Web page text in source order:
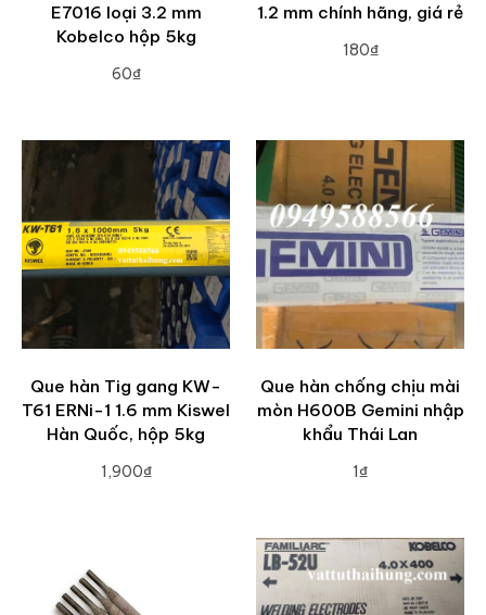
E7016 loại 3.2 mm
Kobelco hộp 5kg
60₫
1.2 mm chính hãng, giá rẻ
180₫
Que hàn Tig gang KW-
T61 ERNi-1 1.6 mm Kiswel
Hàn Quốc, hộp 5kg
1,900₫
Que hàn chống chịu mài
mòn H600B Gemini nhập
khẩu Thái Lan
1₫